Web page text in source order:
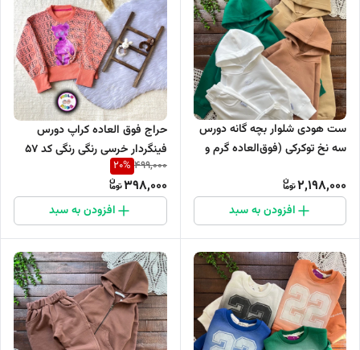
ست هودی شلوار بچه گانه دورس
سه نخ توکرکی (فوق‌العاده گرم و
2,198,000
افزودن به سبد
حراج فوق العاده کراپ دورس
فینگردار خرسی رنگی رنگی کد 57
499,000
20%
398,000
افزودن به سبد